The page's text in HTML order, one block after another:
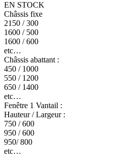
EN STOCK
Châssis fixe
2150 / 300
1600 / 500
1600 / 600
etc…
Châssis abattant :
450 / 1000
550 / 1200
650 / 1400
etc…
Fenêtre 1 Vantail :
Hauteur / Largeur :
750 / 600
950 / 600
950/ 800
etc…